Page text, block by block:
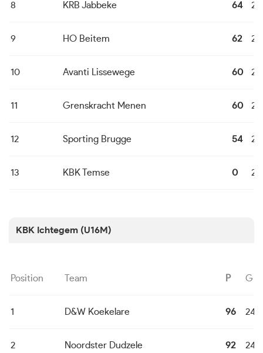
8 KRB Jabbeke 64 24
9 HO Beitem 62 24
10 Avanti Lissewege 60 24
11 Grenskracht Menen 60 24
12 Sporting Brugge 54 24
13 KBK Temse 0 24
KBK Ichtegem (U16M)
Position Team P G
1 D&W Koekelare 96 24
2 Noordster Dudzele 92 24